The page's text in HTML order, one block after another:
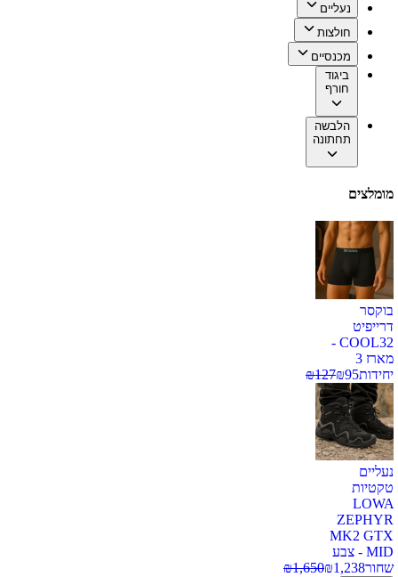
נעליים
חולצות
מכנסיים
ביגוד
חורף
הלבשה
תחתונה
מומלצים
בוקסר
דרייפיט
COOL32 -
מארז 3
יחידות
₪95
₪127
נעליים
טקטיות
LOWA
ZEPHYR
MK2 GTX
MID - צבע
שחור
₪1,238
₪1,650